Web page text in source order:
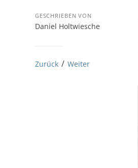
GESCHRIEBEN VON
Daniel Holtwiesche
Zurück / Weiter